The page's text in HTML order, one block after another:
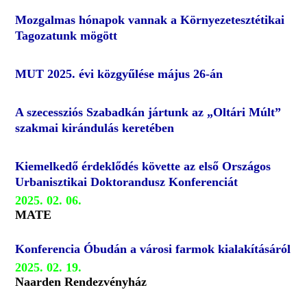
Mozgalmas hónapok vannak a Környezetesztétikai
Tagozatunk mögött
MUT 2025. évi közgyűlése május 26-án
A szecessziós Szabadkán jártunk az „Oltári Múlt”
szakmai kirándulás keretében
Kiemelkedő érdeklődés követte az első Országos
Urbanisztikai Doktorandusz Konferenciát
2025. 02. 06.
MATE
Konferencia Óbudán a városi farmok kialakításáról
2025. 02. 19.
Naarden Rendezvényház